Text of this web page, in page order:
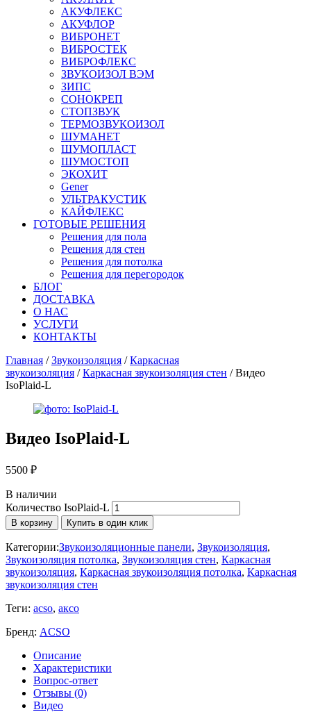
АКУФЛЕКС
АКУФЛОР
ВИБРОНЕТ
ВИБРОСТЕК
ВИБРОФЛЕКС
ЗВУКОИЗОЛ ВЭМ
ЗИПС
СОНОКРЕП
СТОПЗВУК
ТЕРМОЗВУКОИЗОЛ
ШУМАНЕТ
ШУМОПЛАСТ
ШУМОСТОП
ЭКОХИТ
Gener
УЛЬТРАКУСТИК
КАЙФЛЕКС
ГОТОВЫЕ РЕШЕНИЯ
Решения для пола
Решения для стен
Решения для потолка
Решения для перегородок
БЛОГ
ДОСТАВКА
О НАС
УСЛУГИ
КОНТАКТЫ
Главная /Звукоизоляция /Каркасная
звукоизоляция /Каркасная звукоизоляция стен / Видео
IsoPlaid-L
Видео IsoPlaid-L
5500 ₽
В наличии
Количество IsoPlaid-L
В корзину Купить в один клик
Категории:Звукоизоляционные панели, Звукоизоляция,
Звукоизоляция потолка, Звукоизоляция стен, Каркасная
звукоизоляция, Каркасная звукоизоляция потолка, Каркасная
звукоизоляция стен
Теги: acso, аксо
Бренд: ACSO
Описание
Характеристики
Вопрос-ответ
Отзывы (0)
Видео